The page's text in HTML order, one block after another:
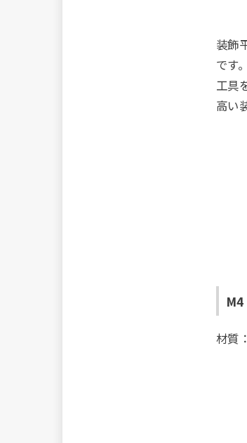
装飾
です。
工具
高い
M4
材質